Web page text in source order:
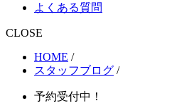
よくある質問
CLOSE
HOME /
スタッフブログ /
予約受付中！